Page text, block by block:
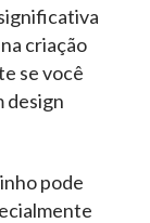
criação
se você
design
pode